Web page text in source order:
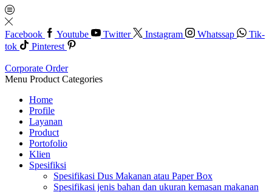
Facebook Youtube Twitter Instagram Whatssap
Tik-
tok
Pinterest
Corporate Order
Menu Product Categories
Home
Profile
Layanan
Product
Portofolio
Klien
Spesifiksi
Spesifikasi Dus Makanan atau Paper Box
Spesifikasi jenis bahan dan ukuran kemasan makanan